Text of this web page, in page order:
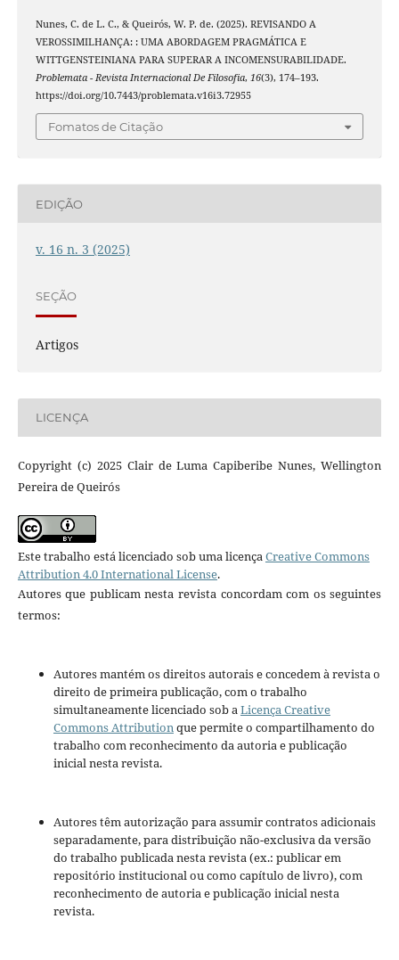
Nunes, C. de L. C., & Queirós, W. P. de. (2025). REVISANDO A
VEROSSIMILHANÇA: : UMA ABORDAGEM PRAGMÁTICA E
WITTGENSTEINIANA PARA SUPERAR A INCOMENSURABILIDADE.
Problemata - Revista Internacional De Filosofia, 16(3), 174–193.
https://doi.org/10.7443/problemata.v16i3.72955
Fomatos de Citação
EDIÇÃO
v. 16 n. 3 (2025)
SEÇÃO
Artigos
LICENÇA
Copyright (c) 2025 Clair de Luma Capiberibe Nunes, Wellington
Pereira de Queirós
Este trabalho está licenciado sob uma licença Creative Commons
Attribution 4.0 International License.
Autores que publicam nesta revista concordam com os seguintes
termos:
Autores mantém os direitos autorais e concedem à revista o
direito de primeira publicação, com o trabalho
simultaneamente licenciado sob a Licença Creative
Commons Attribution que permite o compartilhamento do
trabalho com reconhecimento da autoria e publicação
inicial nesta revista.
Autores têm autorização para assumir contratos adicionais
separadamente, para distribuição não-exclusiva da versão
do trabalho publicada nesta revista (ex.: publicar em
repositório institucional ou como capítulo de livro), com
reconhecimento de autoria e publicação inicial nesta
revista.